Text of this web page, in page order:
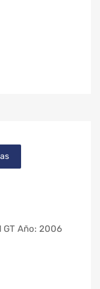
GT Año: 2006